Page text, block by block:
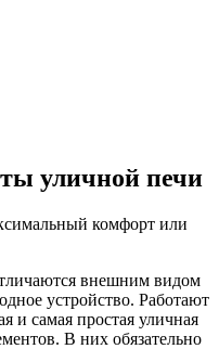
уличной печи
внешним видом
устройство. Работают
и самая простая уличная
В них обязательно